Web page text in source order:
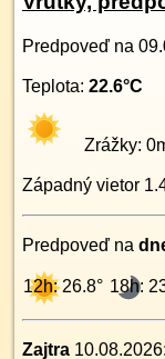
Predpoveď na
Teplota: 22.6°C
Zrážky: 0
Západný vietor
Predpoveď na
12h: 26.8° 18h:
Zajtra 10.08.2026: